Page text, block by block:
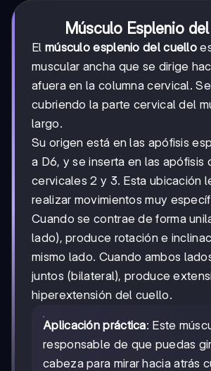
Músculo Esplenio
El músculo esplenio del cuello
muscular ancha que se dirige
afuera en la columna cervical.
cubriendo la parte cervical del
largo.
Su origen está en las apófisis
a D6, y se inserta en las apófisis
cervicales 2 y 3. Esta ubicación
realizar movimientos muy
Cuando se contrae de forma
lado), produce rotación e
mismo lado. Cuando ambos
juntos (bilateral), produce
hiperextensión del cuello.
Aplicación práctica: Este
responsable de que puedas
cabeza para mirar hacia atrás